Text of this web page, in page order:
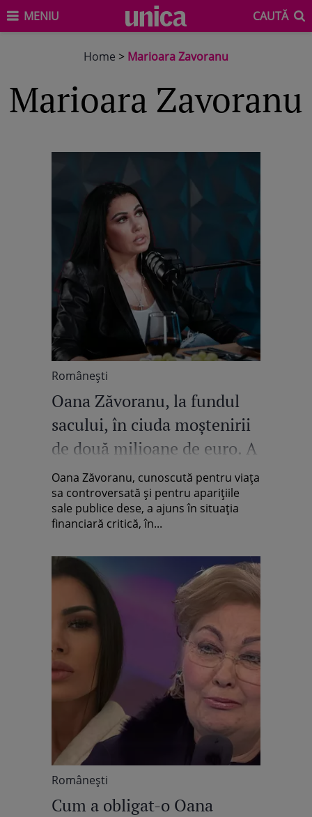
MENIU CAUTĂ
Home > Marioara Zavoranu
Marioara Zavoranu
Româneşti
Oana Zăvoranu, la fundul
sacului, în ciuda moștenirii
de două milioane de euro. A
pierdut o avere la
vrăjitoare: „Toate conturile
mele sunt poprite”
Oana Zăvoranu, cunoscută pentru viața
sa controversată și pentru aparițiile
sale publice dese, a ajuns în situația
financiară critică, în...
Româneşti
Cum a obligat-o Oana